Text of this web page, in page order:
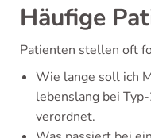
Häufige
Patienten stellen oft
Wie lange soll ich
lebenslang bei
verordnet.